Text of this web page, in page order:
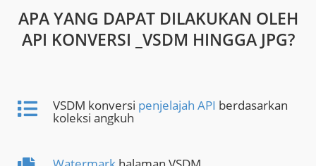
APA YANG DAPAT DILAKUKAN OLEH
API KONVERSI _VSDM HINGGA JPG?
VSDM konversi penjelajah API berdasarkan
koleksi angkuh